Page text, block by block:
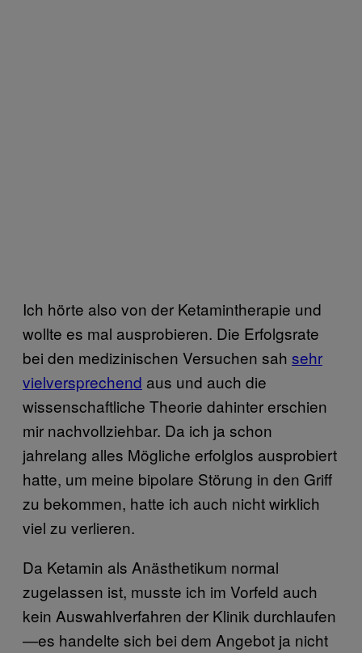
Ich hörte also von der Ketamintherapie und
wollte es mal ausprobieren. Die Erfolgsrate
bei den medizinischen Versuchen sah sehr
vielversprechend aus und auch die
wissenschaftliche Theorie dahinter erschien
mir nachvollziehbar. Da ich ja schon
jahrelang alles Mögliche erfolglos ausprobiert
hatte, um meine bipolare Störung in den Griff
zu bekommen, hatte ich auch nicht wirklich
viel zu verlieren.
Da Ketamin als Anästhetikum normal
zugelassen ist, musste ich im Vorfeld auch
kein Auswahlverfahren der Klinik durchlaufen
—es handelte sich bei dem Angebot ja nicht